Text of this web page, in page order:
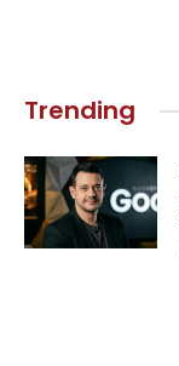
Trending